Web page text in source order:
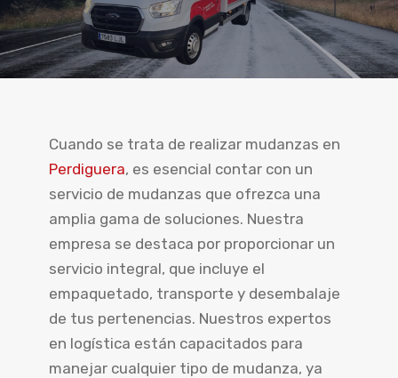
Cuando se trata de realizar mudanzas en
Perdiguera, es esencial contar con un
servicio de mudanzas que ofrezca una
amplia gama de soluciones. Nuestra
empresa se destaca por proporcionar un
servicio integral, que incluye el
empaquetado, transporte y desembalaje
de tus pertenencias. Nuestros expertos
en logística están capacitados para
manejar cualquier tipo de mudanza, ya